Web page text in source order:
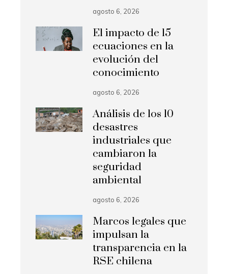
agosto 6, 2026
El impacto de 15
ecuaciones en la
evolución del
conocimiento
agosto 6, 2026
Análisis de los 10
desastres
industriales que
cambiaron la
seguridad
ambiental
agosto 6, 2026
Marcos legales que
impulsan la
transparencia en la
RSE chilena